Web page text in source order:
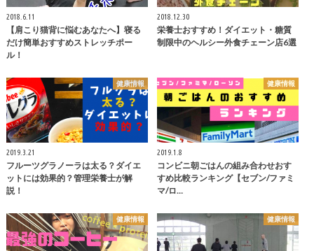
2018.6.11
【肩こり猫背に悩むあなたへ】寝る
だけ簡単おすすめストレッチポー
ル！
2018.12.30
栄養士おすすめ！ダイエット・糖質
制限中のヘルシー外食チェーン店6選
健康情報
2019.3.21
フルーツグラノーラは太る？ダイエ
ットには効果的？管理栄養士が解
説！
健康情報
2019.1.8
コンビニ朝ごはんの組み合わせおす
すめ比較ランキング【セブン/ファミ
マ/ロ…
健康情報 健康情報